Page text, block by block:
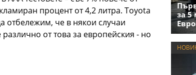
процент от 4,2 литра. Toyota
отбележим, че в някои случаи
от това за европейския - но
за 5